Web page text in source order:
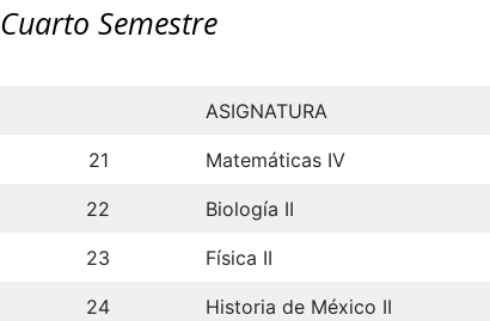
Cuarto Semestre
ASIGNATURA
21 Matemáticas IV
22 Biología II
23 Física II
24 Historia de México II